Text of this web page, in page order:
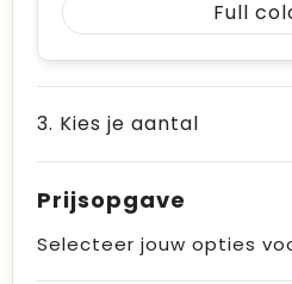
Full
3. Kies je aantal
Prijsopgave
Selecteer jouw opties